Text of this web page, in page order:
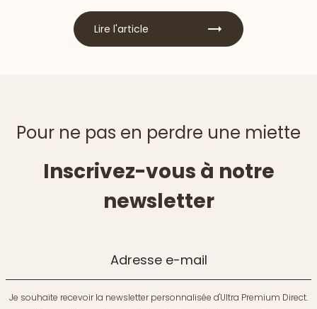
Lire l'article
Pour ne pas en perdre une miette
Inscrivez-vous à notre
newsletter
Adresse e-mail
Je souhaite recevoir la newsletter personnalisée d'Ultra Premium Direct.